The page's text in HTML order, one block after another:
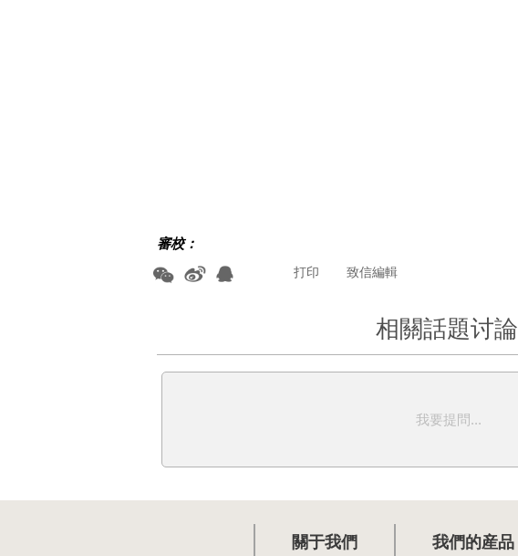
審校：
致信編輯
打印
相關話題讨論
我要提問...
關于我們 我們的産品